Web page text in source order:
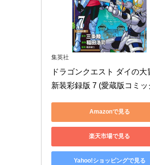
集英社
ドラゴンクエスト ダイの大
新装彩録版 7 (愛蔵版コミッ
Amazonで見る
楽天市場で見る
Yahoo!ショッピングで見る